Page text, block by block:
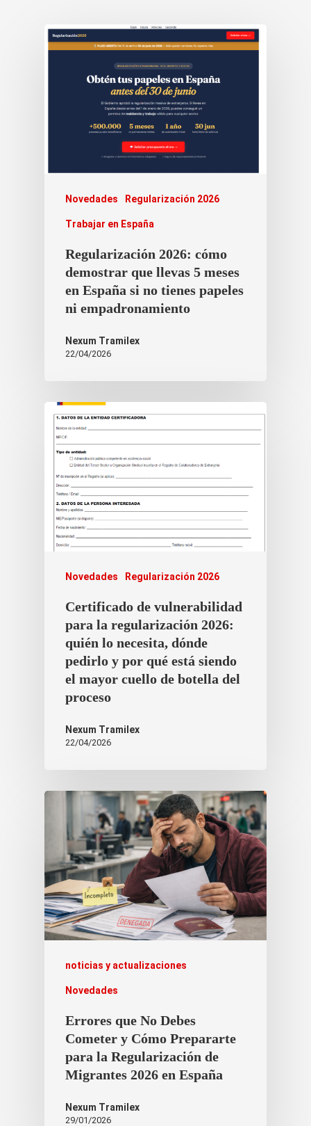
Novedades Regularización 2026
Trabajar en España
Regularización 2026: cómo
demostrar que llevas 5 meses
en España si no tienes papeles
ni empadronamiento
Nexum Tramilex
22/04/2026
Novedades Regularización 2026
Certificado de vulnerabilidad
para la regularización 2026:
quién lo necesita, dónde
pedirlo y por qué está siendo
el mayor cuello de botella del
proceso
Nexum Tramilex
22/04/2026
noticias y actualizaciones
Novedades
Errores que No Debes
Cometer y Cómo Prepararte
para la Regularización de
Migrantes 2026 en España
Nexum Tramilex
29/01/2026